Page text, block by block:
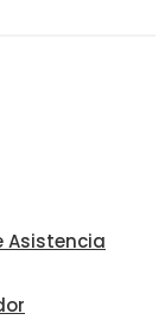
Asistencia